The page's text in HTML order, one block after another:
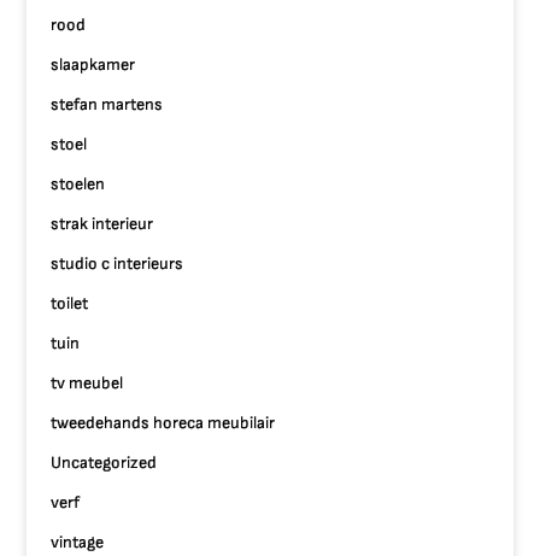
rood
slaapkamer
stefan martens
stoel
stoelen
strak interieur
studio c interieurs
toilet
tuin
tv meubel
tweedehands horeca meubilair
Uncategorized
verf
vintage